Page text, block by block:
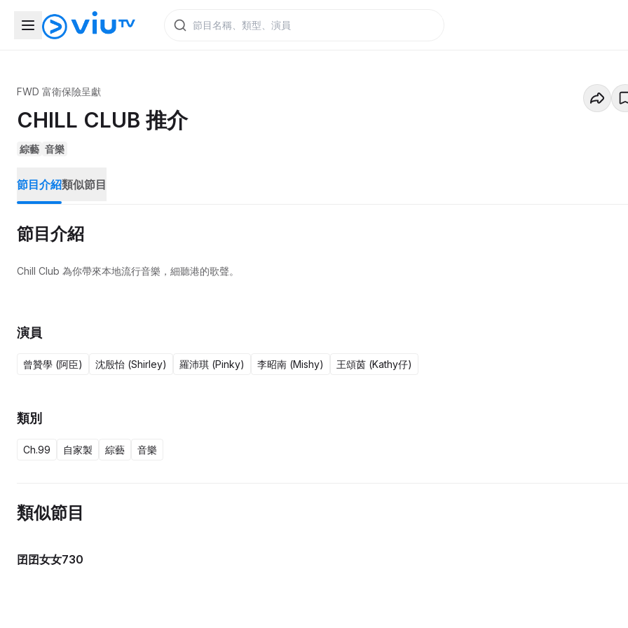
FWD 富衛保險呈獻
CHILL CLUB 推介
綜藝 音樂
節目介紹類似節目
節目介紹
Chill Club 為你帶來本地流行音樂，細聽港的歌聲。
演員
曾贊學 (阿臣) 沈殷怡 (Shirley) 羅沛琪 (Pinky) 李昭南 (Mishy) 王頌茵 (Kathy仔)
類別
Ch.99 自家製 綜藝 音樂
類似節目
囝囝女女730